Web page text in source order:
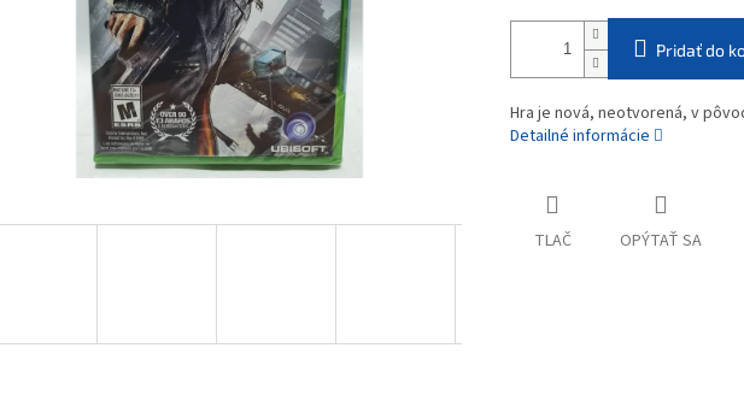
Pridať do
Hra je nová, neotvorená, v
Detailné informácie
TLAČ OPÝTAŤ SA